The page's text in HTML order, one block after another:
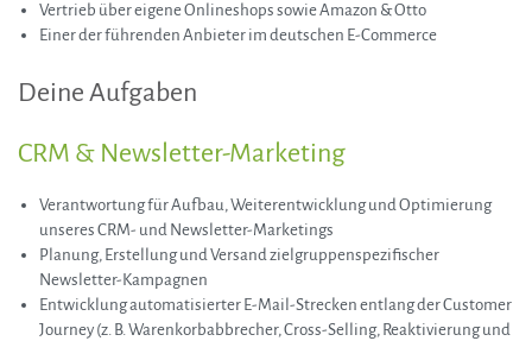
Vertrieb über eigene Onlineshops sowie Amazon & Otto
Einer der führenden Anbieter im deutschen E-Commerce
Deine Aufgaben
CRM & Newsletter-Marketing
Verantwortung für Aufbau, Weiterentwicklung und Optimierung
unseres CRM- und Newsletter-Marketings
Planung, Erstellung und Versand zielgruppenspezifischer
Newsletter-Kampagnen
Entwicklung automatisierter E-Mail-Strecken entlang der Customer
Journey (z. B. Warenkorbabbrecher, Cross-Selling, Reaktivierung und